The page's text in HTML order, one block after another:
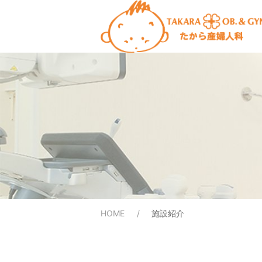
HOME 施設紹介